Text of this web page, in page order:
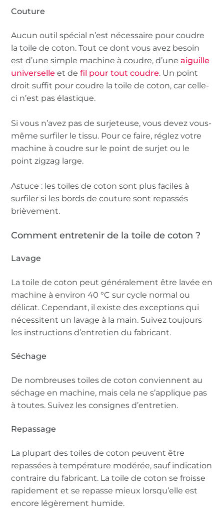
Couture
Aucun outil spécial n’est nécessaire pour coudre
la toile de coton. Tout ce dont vous avez besoin
est d’une simple machine à coudre, d’uneaiguille
universelle et defil pour tout coudre. Un point
droit suffit pour coudre la toile de coton, car celle-
ci n’est pas élastique.
Si vous n’avez pas de surjeteuse, vous devez vous-
même surfiler le tissu. Pour ce faire, réglez votre
machine à coudre sur le point de surjet ou le
point zigzag large.
Astuce : les toiles de coton sont plus faciles à
surfiler si les bords de couture sont repassés
brièvement.
Comment entretenir de la toile de coton ?
Lavage
La toile de coton peut généralement être lavée en
machine à environ 40 °C sur cycle normal ou
délicat. Cependant, il existe des exceptions qui
nécessitent un lavage à la main. Suivez toujours
les instructions d’entretien du fabricant.
Séchage
De nombreuses toiles de coton conviennent au
séchage en machine, mais cela ne s’applique pas
à toutes. Suivez les consignes d’entretien.
Repassage
La plupart des toiles de coton peuvent être
repassées à température modérée, sauf indication
contraire du fabricant. La toile de coton se froisse
rapidement et se repasse mieux lorsqu’elle est
encore légèrement humide.